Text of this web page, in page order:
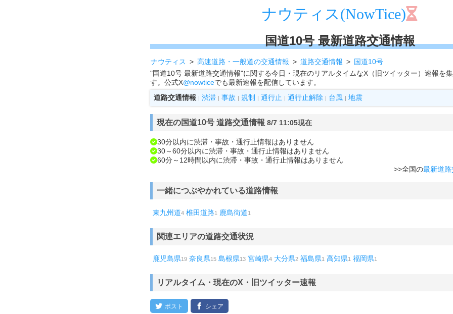
ナウティス(NowTice)
国道10号 最新道路交通情報
ナウティス 高速道路・一般道の交通情報 道路交通情報
国道10号
"国道10号 最新道路交通情報"に関する今日・現在のリアルタイムなX（旧ツイッター）速報を
す。公式X@nowticeでも最新速報を配信しています。
道路交通情報
渋滞 事故 規制 通行止 通行止解除 台風 地震
現在の国道10号 道路交通情報 8/7 11:05現在
30分以内に渋滞・事故・通行止情報はありません
30～60分以内に渋滞・事故・通行止情報はありません
60分～12時間以内に渋滞・事故・通行止情報はありません
>>全国の最新道
一緒につぶやかれている道路情報
東九州道4 椎田道路1 鹿島街道1
関連エリアの道路交通状況
鹿児島県19 奈良県15 島根県13 宮崎県4 大分県2 福島県1 高知県1 福岡県1
リアルタイム・現在のX・旧ツイッター速報